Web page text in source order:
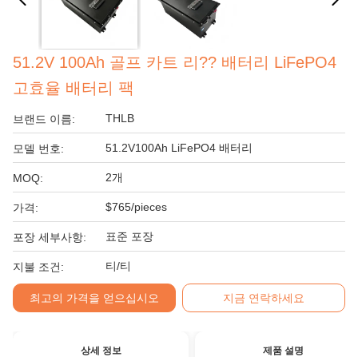
51.2V 100Ah 골프 카트 리?? 배터리 LiFePO4
고효율 배터리 팩
브랜드 이름: THLB
모델 번호: 51.2V100Ah LiFePO4 배터리
MOQ: 2개
가격: $765/pieces
포장 세부사항: 표준 포장
지불 조건: 티/티
최고의 가격을 얻으십시오 지금 연락하세요
상세 정보 제품 설명